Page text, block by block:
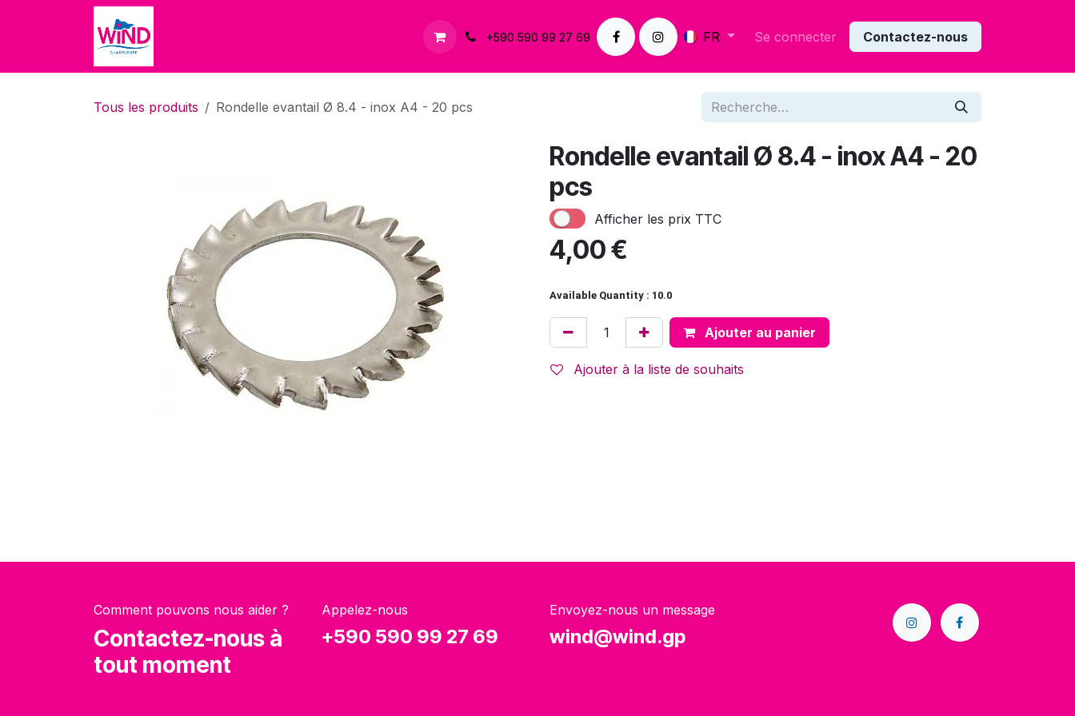
Se rendre au contenu
Contactez-nous+590 590 99 27 69 FR Se connecter Contactez-nous
Tous les produits Rondelle evantail Ø 8.4 - inox A4 - 20 pcs
Rondelle evantail Ø 8.4 - inox A4 - 20
pcs
Afficher les prix TTC
4,00€
Available Quantity : 10.0
Ajouter au panier
Ajouter à la liste de souhaits
Comment pouvons nous aider ?
Contactez-nous à
tout moment
Appelez-nous
+590 590 99 27 69
Envoyez-nous un message
wind@wind.gp